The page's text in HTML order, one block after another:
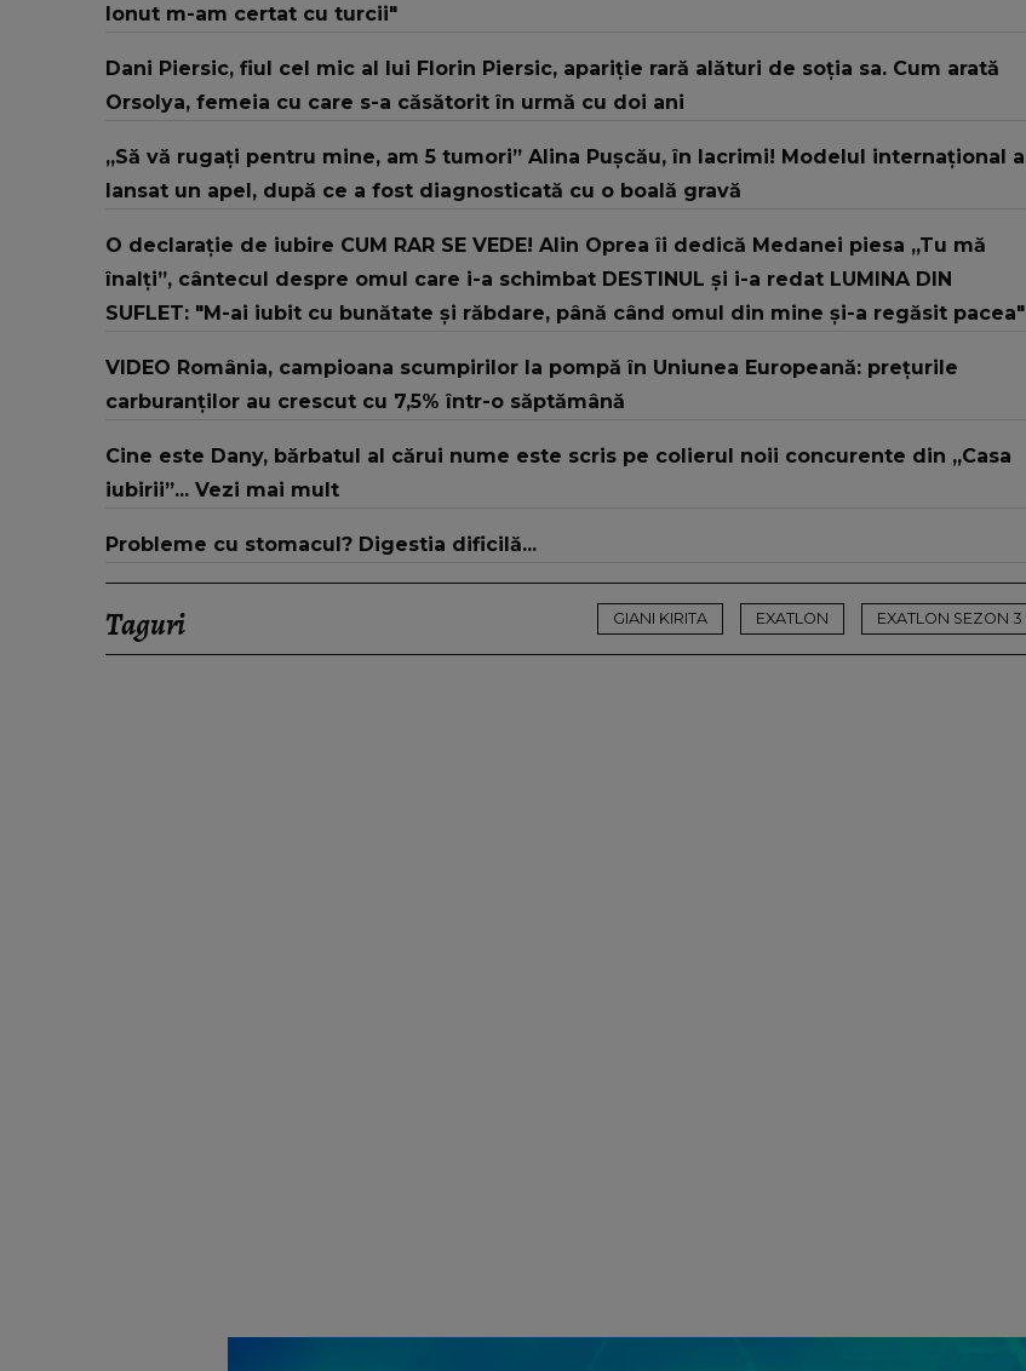
Ionut m-am certat cu turcii"
Dani Piersic, fiul cel mic al lui Florin Piersic, apariție rară alături de soția sa. Cum arată
Orsolya, femeia cu care s-a căsătorit în urmă cu doi ani
„Să vă rugați pentru mine, am 5 tumori” Alina Pușcău, în lacrimi! Modelul internațional a
lansat un apel, după ce a fost diagnosticată cu o boală gravă
O declarație de iubire CUM RAR SE VEDE! Alin Oprea îi dedică Medanei piesa „Tu mă
înalți”, cântecul despre omul care i-a schimbat DESTINUL și i-a redat LUMINA DIN
SUFLET: "M-ai iubit cu bunătate și răbdare, până când omul din mine și-a regăsit pacea"
VIDEO România, campioana scumpirilor la pompă în Uniunea Europeană: prețurile
carburanților au crescut cu 7,5% într-o săptămână
Cine este Dany, bărbatul al cărui nume este scris pe colierul noii concurente din „Casa
iubirii”... Vezi mai mult
Probleme cu stomacul? Digestia dificilă...
Taguri GIANI KIRITA EXATLON EXATLON SEZON 3